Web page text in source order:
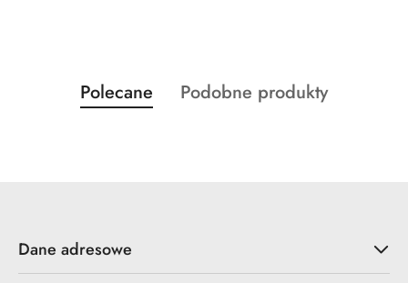
Pomiń karuzelę produktów
Produkty
o
Polecane
Produkty
Podobne produkty
Dane adresowe